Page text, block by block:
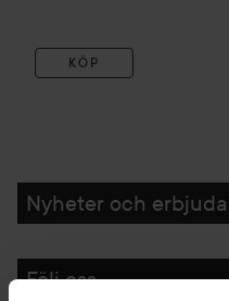
KÖP
Nyheter och
Följ oss